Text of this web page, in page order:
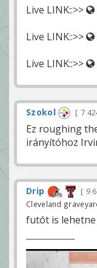
Live LINK::>>
Live LINK::>>
Live LINK::>>
Szokol 7
Ez roughing
irányítóhoz
Drip 9
Cleveland
futót is lehetne